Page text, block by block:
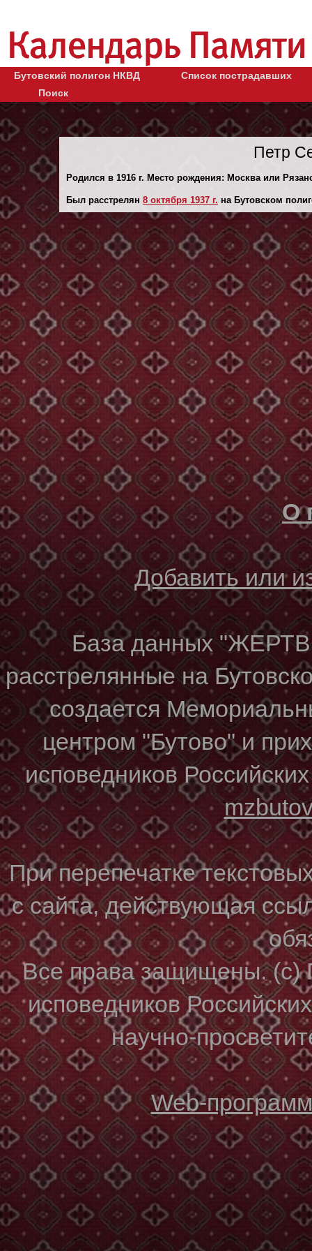
Бутовский полигон НКВД
Список пострадавших
Поиск
Петр
Родился в 1916 г. Место рождения: Москва или
Был расстрелян 8 октября 1937 г. на Бутовском
О
Добавить или
База данных
расстрелянные на
создается
центром "Бутово" и
исповедников
При перепечатке
с сайта, действующая
Все права защищены. (с)
исповедников
научно-
Web-